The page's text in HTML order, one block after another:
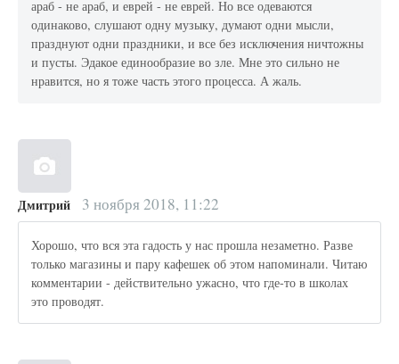
араб - не араб, и еврей - не еврей. Но все одеваются
одинаково, слушают одну музыку, думают одни мысли,
празднуют одни праздники, и все без исключения ничтожны
и пусты. Эдакое единообразие во зле. Мне это сильно не
нравится, но я тоже часть этого процесса. А жаль.
Дмитрий 3 ноября 2018, 11:22
Хорошо, что вся эта гадость у нас прошла незаметно. Разве
только магазины и пару кафешек об этом напоминали. Читаю
комментарии - действительно ужасно, что где-то в школах
это проводят.